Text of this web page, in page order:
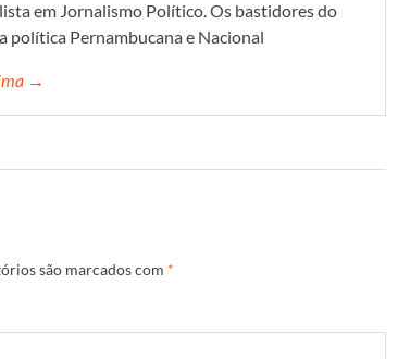
em Jornalismo Político. Os bastidores do
política Pernambucana e Nacional
→
são marcados com *